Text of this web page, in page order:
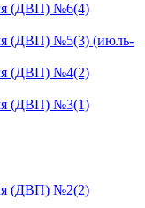
(ДВП) №6(4)
(ДВП) №5(3) (июль-
(ДВП) №4(2)
(ДВП) №3(1)
(ДВП) №2(2)